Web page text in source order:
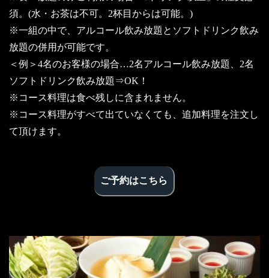
須。(水・お茶は不可。2杯目からは可能。)
※一組の中で、アルコール飲み放題とソフトドリンク飲み
放題の併用が可能です。
＜例＞4名のお客様の場合…2名アルコール飲み放題、2名
ソフトドリンク飲み放題⇒OK！
※コース料理は食べ残しに含まれません。
※コース料理がすべて出ていなくても、追加料理を注文し
て頂けます。
ご予約はこちら